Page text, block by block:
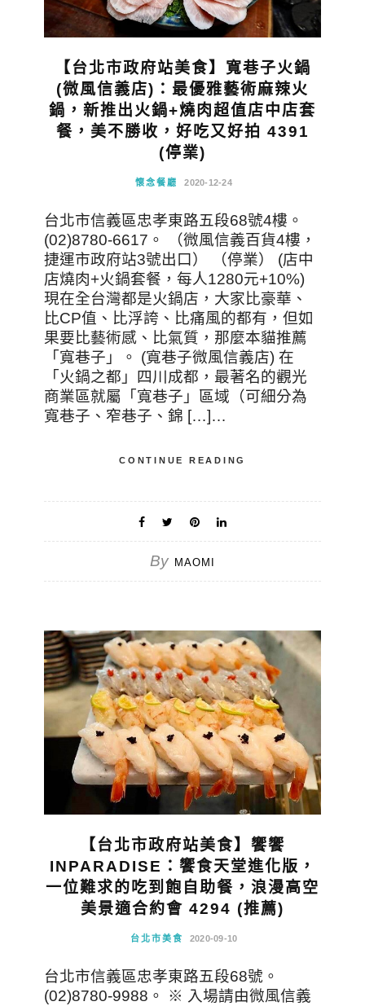
【台北市政府站美食】寬巷子火鍋
(微風信義店)：最優雅藝術麻辣火
鍋，新推出火鍋+燒肉超值店中店套
餐，美不勝收，好吃又好拍 4391
(停業)
懷念餐廳 2020-12-24
台北市信義區忠孝東路五段68號4樓。
(02)8780-6617。 （微風信義百貨4樓，
捷運市政府站3號出口） （停業） (店中
店燒肉+火鍋套餐，每人1280元+10%)
現在全台灣都是火鍋店，大家比豪華、
比CP值、比浮誇、比痛風的都有，但如
果要比藝術感、比氣質，那麼本貓推薦
「寬巷子」。 (寬巷子微風信義店) 在
「火鍋之都」四川成都，最著名的觀光
商業區就屬「寬巷子」區域（可細分為
寬巷子、窄巷子、錦 […]…
CONTINUE READING
By MAOMI
【台北市政府站美食】饗饗
INPARADISE：饗食天堂進化版，
一位難求的吃到飽自助餐，浪漫高空
美景適合約會 4294 (推薦)
台北市美食 2020-09-10
台北市信義區忠孝東路五段68號。
(02)8780-9988。 ※ 入場請由微風信義